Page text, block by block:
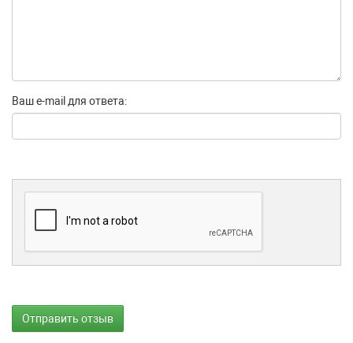
Ваш e-mail для ответа: